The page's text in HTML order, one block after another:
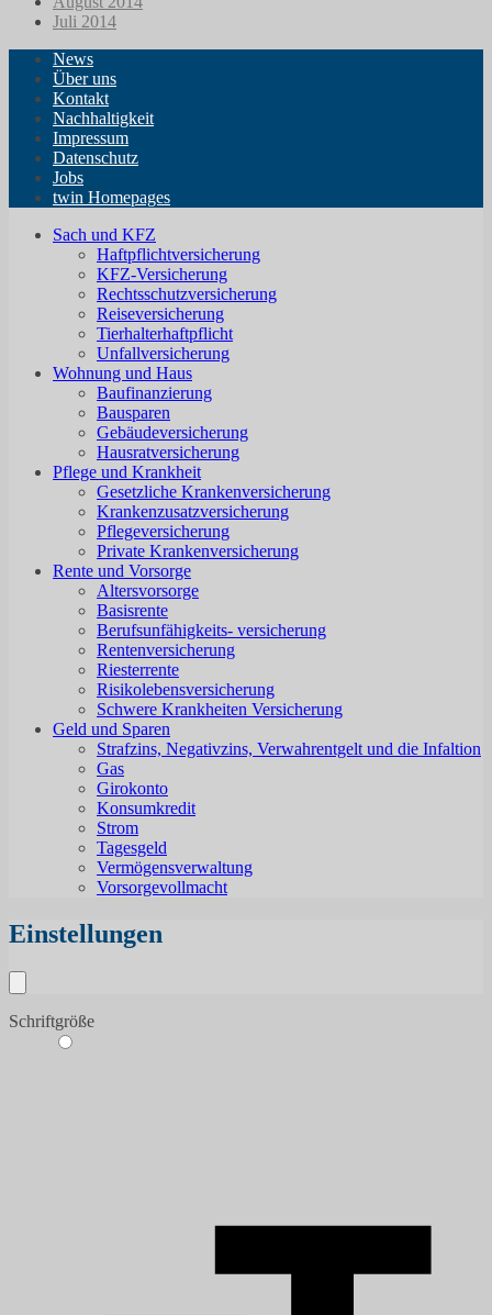
Juli 2014
News
Über uns
Kontakt
Nachhaltigkeit
Impressum
Datenschutz
Jobs
twin Homepages
Sach und KFZ
Haftpflichtversicherung
KFZ-Versicherung
Rechtsschutzversicherung
Reiseversicherung
Tierhalterhaftpflicht
Unfallversicherung
Wohnung und Haus
Baufinanzierung
Bausparen
Gebäudeversicherung
Hausratversicherung
Pflege und Krankheit
Gesetzliche Krankenversicherung
Krankenzusatzversicherung
Pflegeversicherung
Private Krankenversicherung
Rente und Vorsorge
Altersvorsorge
Basisrente
Berufsunfähigkeits- versicherung
Rentenversicherung
Riesterrente
Risikolebensversicherung
Schwere Krankheiten Versicherung
Geld und Sparen
Strafzins, Negativzins, Verwahrentgelt und die Infaltion
Gas
Girokonto
Konsumkredit
Strom
Tagesgeld
Vermögensverwaltung
Vorsorgevollmacht
Einstellungen
Schriftgröße